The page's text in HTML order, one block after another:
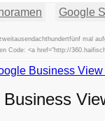
Google
mal
Code: <a href="http://
Business